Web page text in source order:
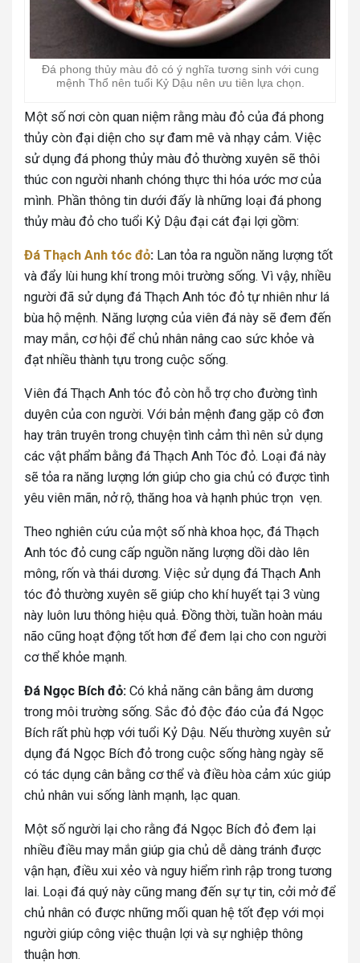
Đá phong thủy màu đỏ có ý nghĩa tương sinh với cung
mệnh Thổ nên tuổi Kỷ Dậu nên ưu tiên lựa chọn.
Một số nơi còn quan niệm rằng màu đỏ của đá phong
thủy còn đại diện cho sự đam mê và nhạy cảm. Việc
sử dụng đá phong thủy màu đỏ thường xuyên sẽ thôi
thúc con người nhanh chóng thực thi hóa ước mơ của
mình. Phần thông tin dưới đấy là những loại đá phong
thủy màu đỏ cho tuổi Kỷ Dậu đại cát đại lợi gồm:
Đá Thạch Anh tóc đỏ: Lan tỏa ra nguồn năng lượng tốt
và đẩy lùi hung khí trong môi trường sống. Vì vậy, nhiều
người đã sử dụng đá Thạch Anh tóc đỏ tự nhiên như lá
bùa hộ mệnh. Năng lượng của viên đá này sẽ đem đến
may mắn, cơ hội để chủ nhân nâng cao sức khỏe và
đạt nhiều thành tựu trong cuộc sống.
Viên đá Thạch Anh tóc đỏ còn hỗ trợ cho đường tình
duyên của con người. Với bản mệnh đang gặp cô đơn
hay trân truyên trong chuyện tình cảm thì nên sử dụng
các vật phẩm bằng đá Thạch Anh Tóc đỏ. Loại đá này
sẽ tỏa ra năng lượng lớn giúp cho gia chủ có được tình
yêu viên mãn, nở rộ, thăng hoa và hạnh phúc trọn vẹn.
Theo nghiên cứu của một số nhà khoa học, đá Thạch
Anh tóc đỏ cung cấp nguồn năng lượng dồi dào lên
mông, rốn và thái dương. Việc sử dụng đá Thạch Anh
tóc đỏ thường xuyên sẽ giúp cho khí huyết tại 3 vùng
này luôn lưu thông hiệu quả. Đồng thời, tuần hoàn máu
não cũng hoạt động tốt hơn để đem lại cho con người
cơ thể khỏe mạnh.
Đá Ngọc Bích đỏ: Có khả năng cân bằng âm dương
trong môi trường sống. Sắc đỏ độc đáo của đá Ngọc
Bích rất phù hợp với tuổi Kỷ Dậu. Nếu thường xuyên sử
dụng đá Ngọc Bích đỏ trong cuộc sống hàng ngày sẽ
có tác dụng cân bằng cơ thể và điều hòa cảm xúc giúp
chủ nhân vui sống lành mạnh, lạc quan.
Một số người lại cho rằng đá Ngọc Bích đỏ đem lại
nhiều điều may mắn giúp gia chủ dễ dàng tránh được
vận hạn, điều xui xẻo và nguy hiểm rình rập trong tương
lai. Loại đá quý này cũng mang đến sự tự tin, cởi mở để
chủ nhân có được những mối quan hệ tốt đẹp với mọi
người giúp công việc thuận lợi và sự nghiệp thông
thuận hơn.